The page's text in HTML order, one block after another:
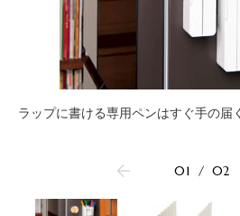
ラップに書ける専用ペンはすぐ手の届
01 / 02